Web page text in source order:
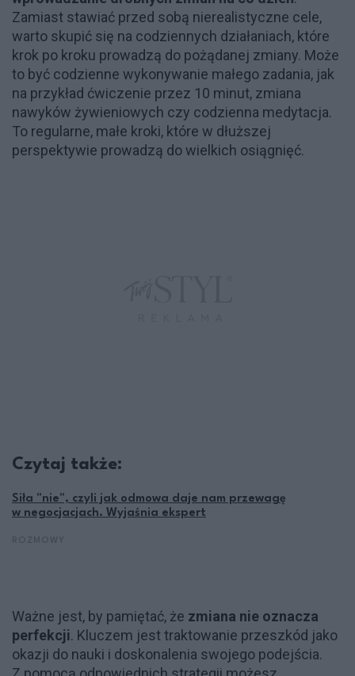
Zamiast stawiać przed sobą nierealistyczne cele,
warto skupić się na codziennych działaniach, które
krok po kroku prowadzą do pożądanej zmiany. Może
to być codzienne wykonywanie małego zadania, jak
na przykład ćwiczenie przez 10 minut, zmiana
nawyków żywieniowych czy codzienna medytacja.
To regularne, małe kroki, które w dłuższej
perspektywie prowadzą do wielkich osiągnięć.
Czytaj także:
Siła "nie", czyli jak odmowa daje nam przewagę
w negocjacjach. Wyjaśnia ekspert
Ważne jest, by pamiętać, że zmiana nie oznacza
perfekcji. Kluczem jest traktowanie przeszkód jako
okazji do nauki i doskonalenia swojego podejścia.